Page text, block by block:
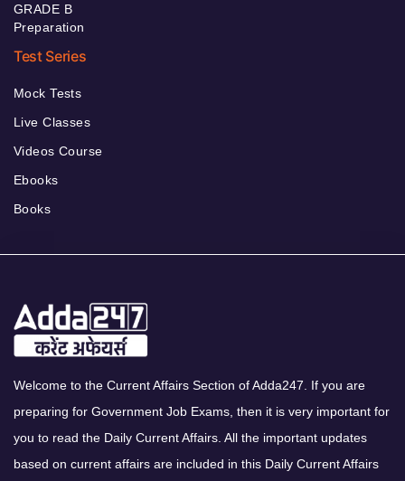
GRADE B
Preparation
Test Series
Mock Tests
Live Classes
Videos Course
Ebooks
Books
Welcome to the Current Affairs Section of Adda247. If you are
preparing for Government Job Exams, then it is very important for
you to read the Daily Current Affairs. All the important updates
based on current affairs are included in this Daily Current Affairs